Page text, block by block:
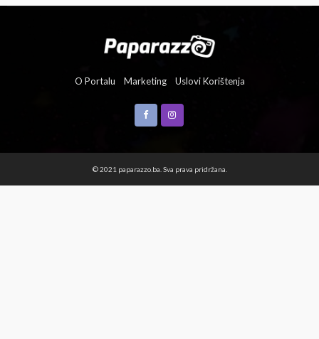
O Portalu Marketing Uslovi Korištenja
© 2021 paparazzo.ba. Sva prava pridržana.